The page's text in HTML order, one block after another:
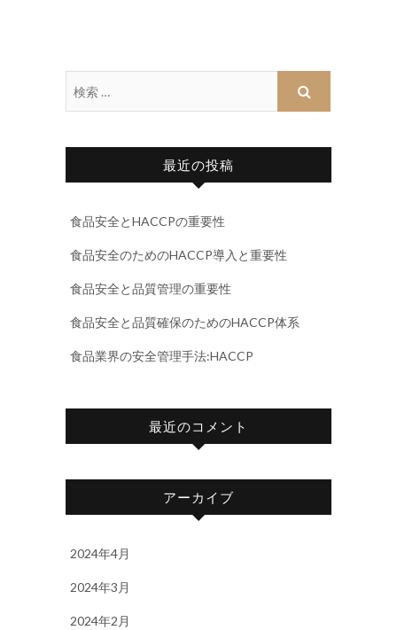
最近の投稿
食品安全とHACCPの重要性
食品安全のためのHACCP導入と重要性
食品安全と品質管理の重要性
食品安全と品質確保のためのHACCP体系
食品業界の安全管理手法:HACCP
最近のコメント
アーカイブ
2024年4月
2024年3月
2024年2月